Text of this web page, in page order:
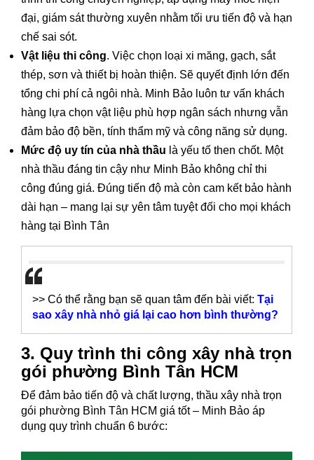
đại, giám sát thường xuyên nhằm tối ưu tiến độ và hạn
chế sai sót.
Vật liệu thi công. Việc chọn loại xi măng, gạch, sắt
thép, sơn và thiết bị hoàn thiện. Sẽ quyết định lớn đến
tổng chi phí cả ngôi nhà. Minh Bảo luôn tư vấn khách
hàng lựa chọn vật liệu phù hợp ngân sách nhưng vẫn
đảm bảo độ bền, tính thẩm mỹ và công năng sử dụng.
Mức độ uy tín của nhà thầu là yếu tố then chốt. Một
nhà thầu đáng tin cậy như Minh Bảo không chỉ thi
công đúng giá. Đúng tiến độ mà còn cam kết bảo hành
dài hạn – mang lại sự yên tâm tuyệt đối cho mọi khách
hàng tại Bình Tân
>> Có thể rằng bạn sẽ quan tâm đến bài viết: Tại
sao xây nhà nhỏ giá lại cao hơn bình thường?
3. Quy trình thi công xây nhà trọn
gói phường Bình Tân HCM
Để đảm bảo tiến độ và chất lượng, thầu xây nhà trọn
gói phường Bình Tân HCM giá tốt– Minh Bảo áp
dụng quy trình chuẩn 6 bước: